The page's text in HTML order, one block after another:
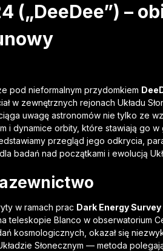
(„DeeDee”) –
pod nieformalnym przydomkiem
w zewnętrznych rejonach Układu
uwagę astronomów nie tylko ze
i dynamice orbity, które stawiają go
przegląd jego odkrycia,
badań nad początkami i ewolucją
w ramach prac Dark Energy Survey
teleskopie Blanco w obserwatorium
kosmologicznych, okazał się
Słonecznym — metoda